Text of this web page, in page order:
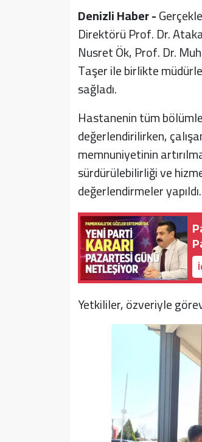
Denizli Haber -
Direktörü Prof. Dr.
Nusret Ök, Prof. Dr.
Taşer ile birlikte
sağladı.
Hastanenin tüm
değerlendirilirken,
memnuniyetinin
sürdürülebilirliği ve
değerlendirmeler yapıldı.
Yetkililer, özveriyle